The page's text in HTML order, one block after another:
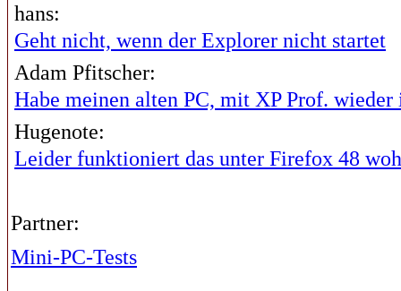
hans:
Geht nicht, wenn der Explorer nicht startet
Adam Pfitscher:
Habe meinen alten PC, mit XP Prof. wieder
Hugenote:
Leider funktioniert das unter Firefox 48
Partner:
Mini-PC-Tests